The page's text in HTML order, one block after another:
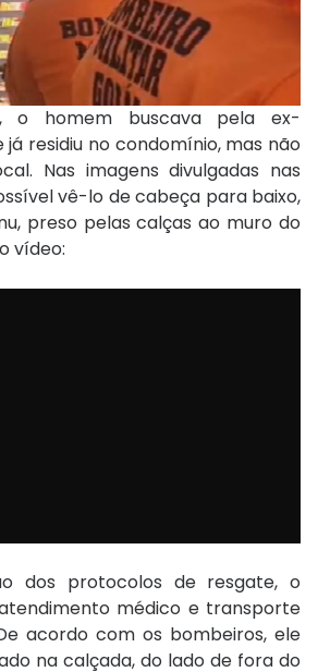
o homem buscava pela ex-
residiu no condomínio, mas não
Nas imagens divulgadas nas
vê-lo de cabeça para baixo,
preso pelas calças ao muro do
vídeo:
dos protocolos de resgate, o
médico e transporte
acordo com os bombeiros, ele
na calçada, do lado de fora do